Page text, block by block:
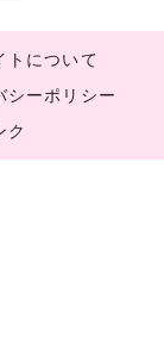
トについて
シーポリシー
ク